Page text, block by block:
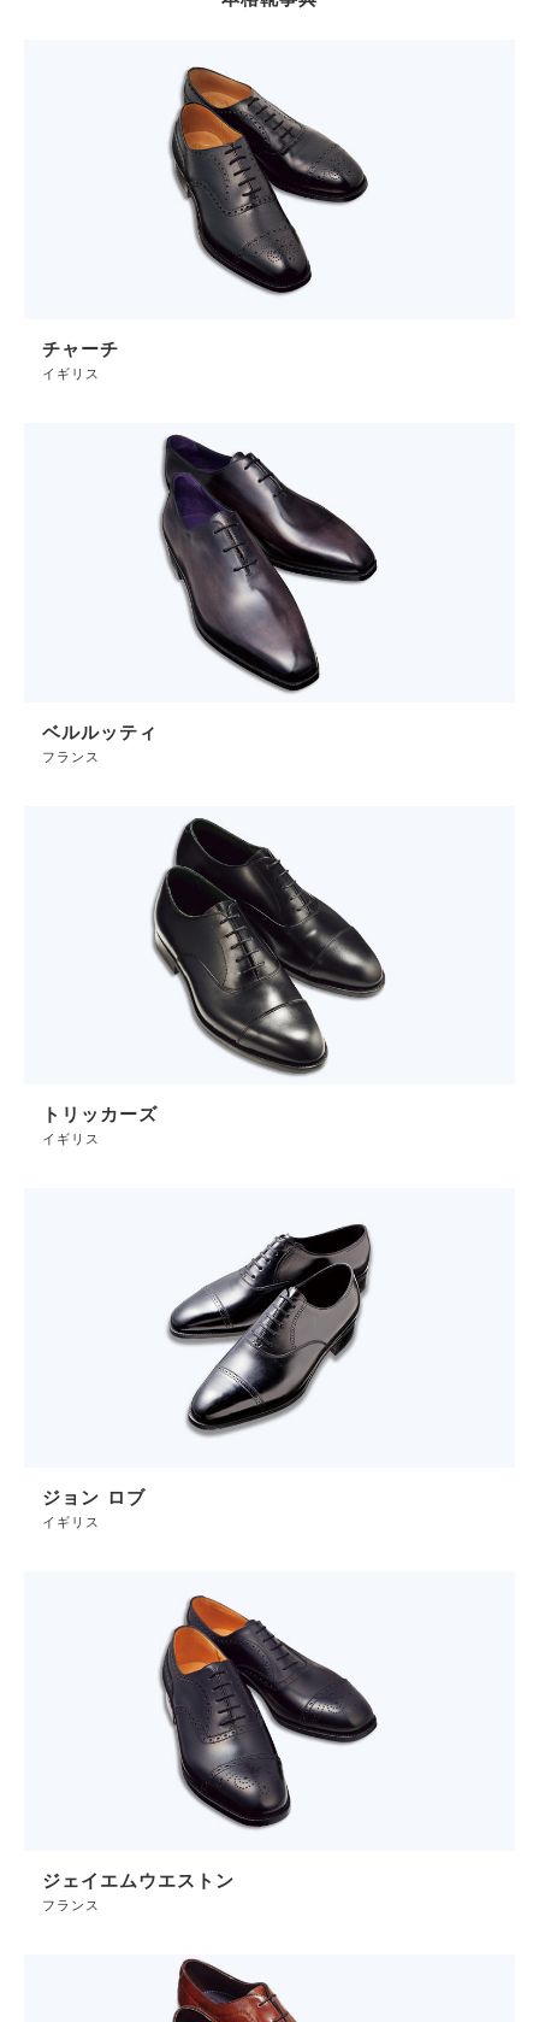
チャーチ
イギリス
ベルルッティ
フランス
トリッカーズ
イギリス
ジョン ロブ
イギリス
ジェイエムウエストン
フランス